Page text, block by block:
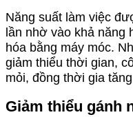
Năng suất làm việc
lần nhờ vào khả năng
hóa bằng máy móc.
giảm thiểu thời gian,
mỏi, đồng thời gia
Giảm thiểu gánh